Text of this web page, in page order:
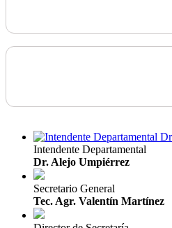
Intendente Departamental
Dr. Alejo Umpiérrez
Secretario General
Tec. Agr. Valentín Martínez